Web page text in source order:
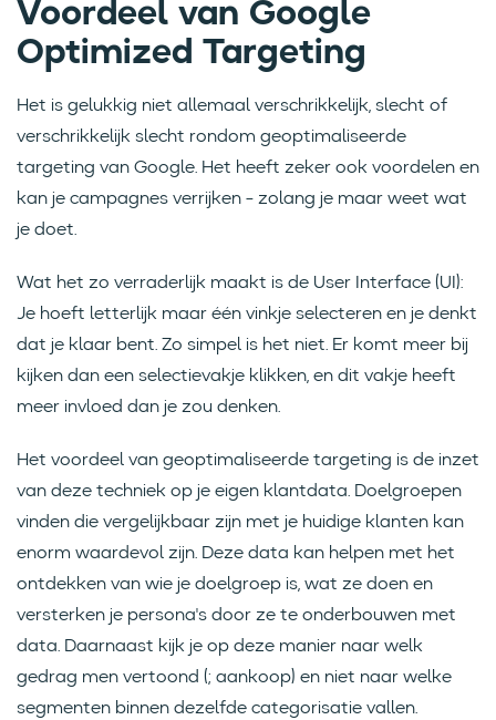
Voordeel van Google
Optimized Targeting
Het is gelukkig niet allemaal verschrikkelijk, slecht of
verschrikkelijk slecht rondom geoptimaliseerde
targeting van Google. Het heeft zeker ook voordelen en
kan je campagnes verrijken - zolang je maar weet wat
je doet.
Wat het zo verraderlijk maakt is de User Interface (UI):
Je hoeft letterlijk maar één vinkje selecteren en je denkt
dat je klaar bent. Zo simpel is het niet. Er komt meer bij
kijken dan een selectievakje klikken, en dit vakje heeft
meer invloed dan je zou denken.
Het voordeel van geoptimaliseerde targeting is de inzet
van deze techniek op je eigen klantdata. Doelgroepen
vinden die vergelijkbaar zijn met je huidige klanten kan
enorm waardevol zijn. Deze data kan helpen met het
ontdekken van wie je doelgroep is, wat ze doen en
versterken je persona's door ze te onderbouwen met
data. Daarnaast kijk je op deze manier naar welk
gedrag men vertoond (; aankoop) en niet naar welke
segmenten binnen dezelfde categorisatie vallen.